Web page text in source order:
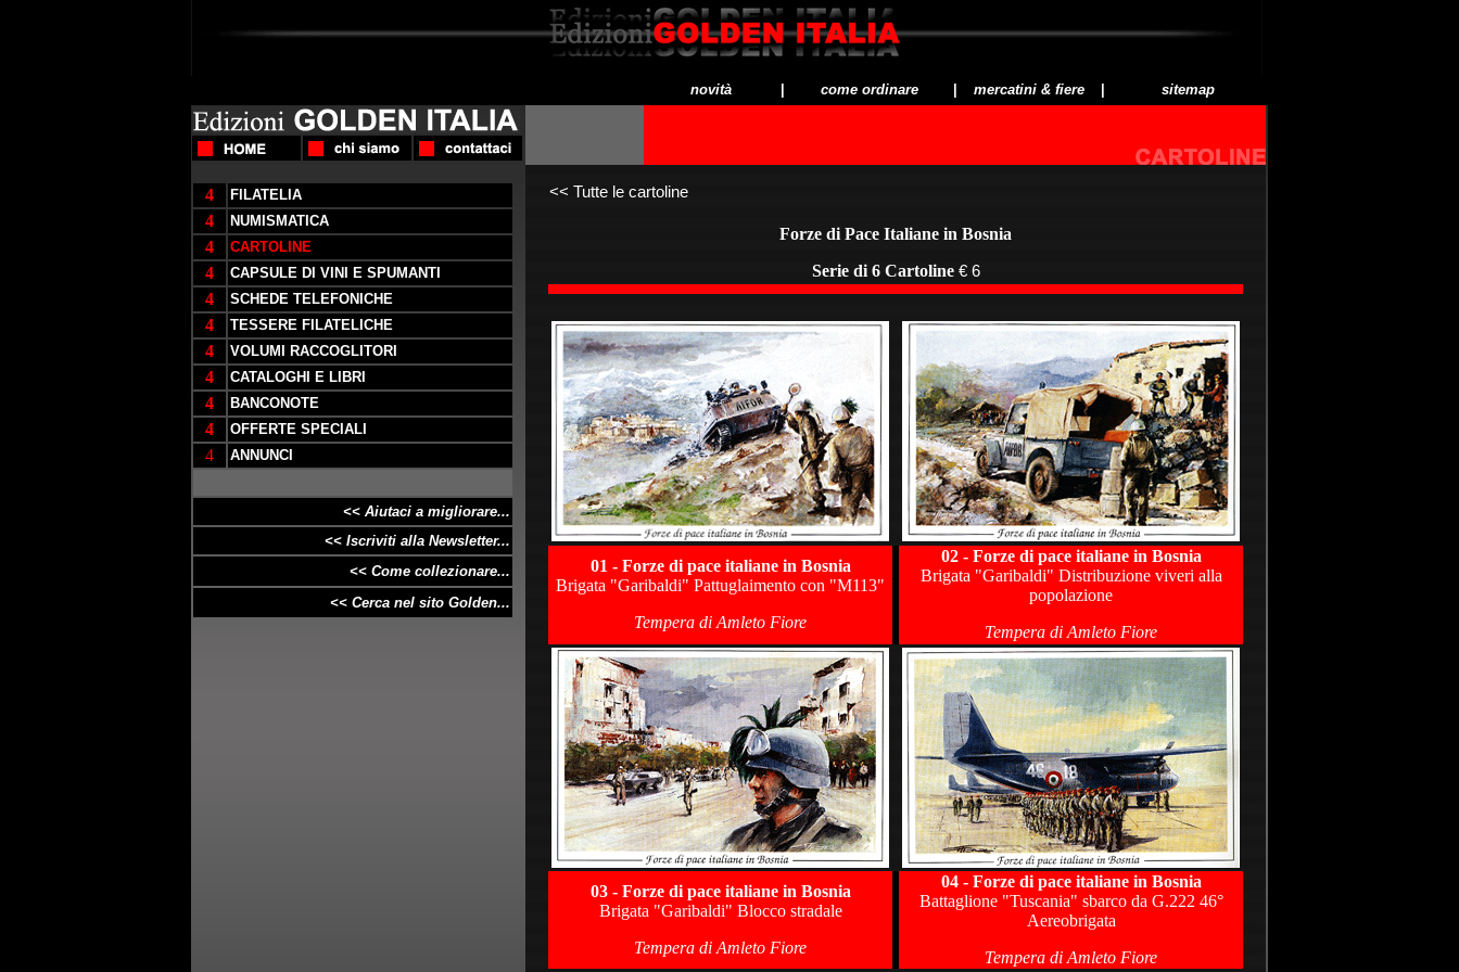
novità come ordinare mercatini & fiere sitemap
4 FILATELIA
4 NUMISMATICA
4 CARTOLINE
4 CAPSULE DI VINI E SPUMANTI
4 SCHEDE TELEFONICHE
4 TESSERE FILATELICHE
4 VOLUMI RACCOGLITORI
4 CATALOGHI E LIBRI
4 BANCONOTE
4 OFFERTE SPECIALI
4 ANNUNCI
<< Aiutaci a migliorare...
<< Iscriviti alla Newsletter...
<< Come collezionare...
<< Cerca nel sito Golden...
<< Tutte le cartoline
Forze di Pace Italiane in Bosnia
Serie di 6 Cartoline€ 6
01 - Forze di pace italiane in Bosnia
Brigata "Garibaldi" Pattuglaimento con "M113"
Tempera di Amleto Fiore
02 - Forze di pace italiane in Bosnia
Brigata "Garibaldi" Distribuzione viveri alla
popolazione
Tempera di Amleto Fiore
03 - Forze di pace italiane in Bosnia
Brigata "Garibaldi" Blocco stradale
Tempera di Amleto Fiore
04 - Forze di pace italiane in Bosnia
Battaglione "Tuscania" sbarco da G.222 46°
Aereobrigata
Tempera di Amleto Fiore